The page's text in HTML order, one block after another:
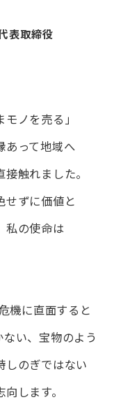
表取締役
ノを​売る」
あって​地域へ​
触れました。
せずに​価値と​
私の​使命は​
機に直面すると
い、宝物のよう
しのぎではない
します。